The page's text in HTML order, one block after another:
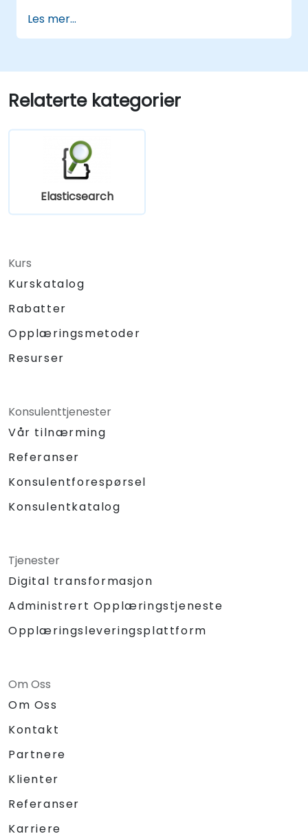
å omsette kunnskapen sin i praksis samtidig
som de får tilbakemelding på fremgangen.
Les mer...
Relaterte kategorier
Elasticsearch
Kurs
Kurskatalog
Rabatter
Opplæringsmetoder
Resurser
Konsulenttjenester
Vår tilnærming
Referanser
Konsulentforespørsel
Konsulentkatalog
Tjenester
Digital transformasjon
Administrert Opplæringstjeneste
Opplæringsleveringsplattform
Om Oss
Om Oss
Kontakt
Partnere
Klienter
Referanser
Karriere